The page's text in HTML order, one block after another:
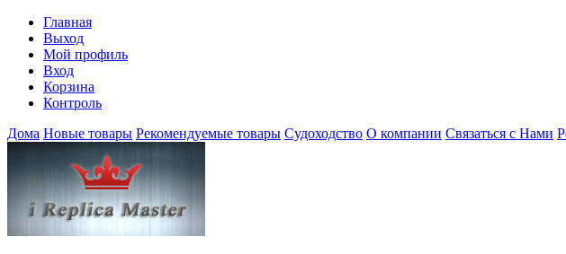
Главная
Выход
Мой профиль
Вход
Корзина
Контроль
Дома Новые товары Рекомендуемые товары Судоходство О компании Связаться с Нами